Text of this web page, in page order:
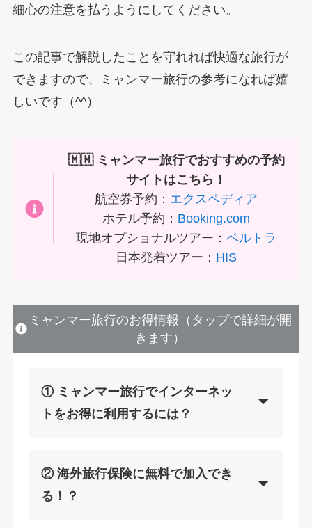
細心の注意を払うようにしてください。
この記事で解説したことを守れれば快適な旅行が
できますので、ミャンマー旅行の参考になれば嬉
しいです（^^）
🇲🇲 ミャンマー旅行でおすすめの予約
サイトはこちら！
航空券予約： エクスペディア
ホテル予約： Booking.com
現地オプショナルツアー：ベルトラ
日本発着ツアー： HIS
ミャンマー旅行のお得情報（タップで詳細が開
きます）
① ミャンマー旅行でインターネッ
トをお得に利用するには？
② 海外旅行保険に無料で加入でき
る！？